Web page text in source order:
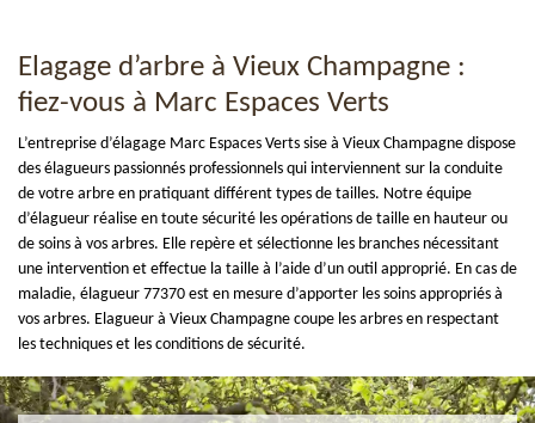
Elagage d’arbre à Vieux Champagne :
fiez-vous à Marc Espaces Verts
L’entreprise d’élagage Marc Espaces Verts sise à Vieux Champagne dispose
des élagueurs passionnés professionnels qui interviennent sur la conduite
de votre arbre en pratiquant différent types de tailles. Notre équipe
d’élagueur réalise en toute sécurité les opérations de taille en hauteur ou
de soins à vos arbres. Elle repère et sélectionne les branches nécessitant
une intervention et effectue la taille à l’aide d’un outil approprié. En cas de
maladie, élagueur 77370 est en mesure d’apporter les soins appropriés à
vos arbres. Elagueur à Vieux Champagne coupe les arbres en respectant
les techniques et les conditions de sécurité.